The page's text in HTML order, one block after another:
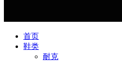
首页
鞋类
耐克